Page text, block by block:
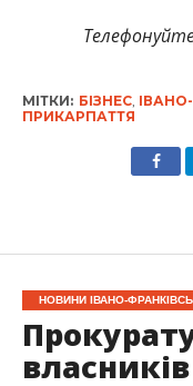
МІТКИ: БІЗНЕС,
ПРИКАРПАТТЯ
НОВИНИ ІВАНО-